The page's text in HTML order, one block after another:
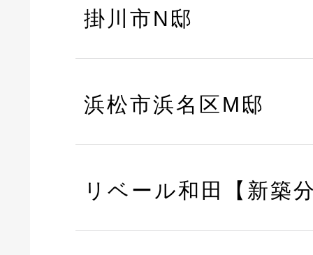
掛川市N邸
浜松市浜名区M邸
リベール和田【新築